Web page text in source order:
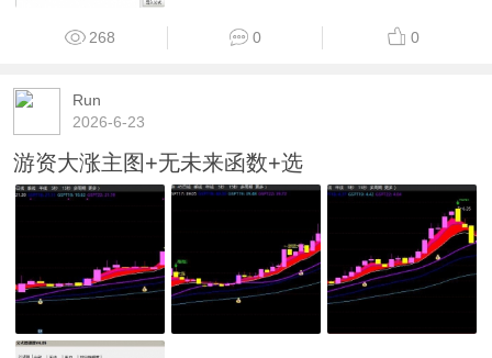
268 0 0
Run
2026-6-23
游资大涨主图+无未来函数+选